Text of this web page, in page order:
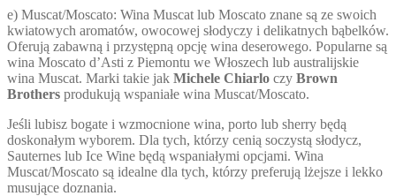
e) Muscat/Moscato: Wina Muscat lub Moscato znane są ze swoich
kwiatowych aromatów, owocowej słodyczy i delikatnych bąbelków.
Oferują zabawną i przystępną opcję wina deserowego. Popularne są
wina Moscato d’Asti z Piemontu we Włoszech lub australijskie
wina Muscat. Marki takie jak Michele Chiarlo czy Brown
Brothers produkują wspaniałe wina Muscat/Moscato.
Jeśli lubisz bogate i wzmocnione wina, porto lub sherry będą
doskonałym wyborem. Dla tych, którzy cenią soczystą słodycz,
Sauternes lub Ice Wine będą wspaniałymi opcjami. Wina
Muscat/Moscato są idealne dla tych, którzy preferują lżejsze i lekko
musujące doznania.